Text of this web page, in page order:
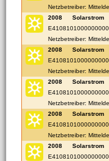
Netzbetreiber:
2008
Solarstrom
Netzbetreiber:
2008
Solarstrom
Netzbetreiber:
2008
Solarstrom
Netzbetreiber:
2008
Solarstrom
Netzbetreiber:
2008
Solarstrom